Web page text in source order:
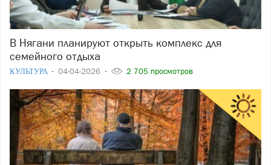
В Нягани планируют открыть комплекс для
семейного отдыха
КУЛЬТУРА 04-04-2026 2 705 просмотров